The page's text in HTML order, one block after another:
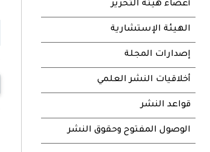
أعضاء هيئة التحرير
الهيئة الإستشارية
إصدارات المجلة
أخلاقيات النشر العلمي
قواعد النشر
الوصول المفتوح وحقوق النشر